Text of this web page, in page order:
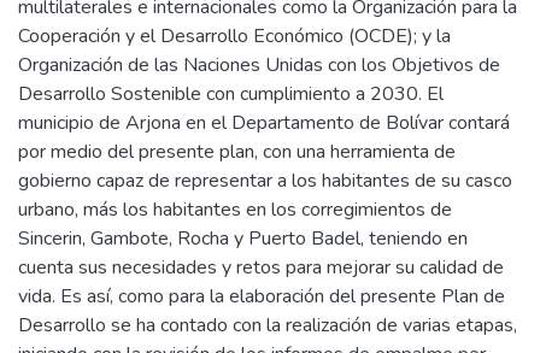
multilaterales e internacionales como la Organización para la
Cooperación y el Desarrollo Económico (OCDE); y la
Organización de las Naciones Unidas con los Objetivos de
Desarrollo Sostenible con cumplimiento a 2030. El
municipio de Arjona en el Departamento de Bolívar contará
por medio del presente plan, con una herramienta de
gobierno capaz de representar a los habitantes de su casco
urbano, más los habitantes en los corregimientos de
Sincerin, Gambote, Rocha y Puerto Badel, teniendo en
cuenta sus necesidades y retos para mejorar su calidad de
vida. Es así, como para la elaboración del presente Plan de
Desarrollo se ha contado con la realización de varias etapas,